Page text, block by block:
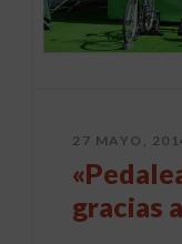
27 MAYO,
gracias